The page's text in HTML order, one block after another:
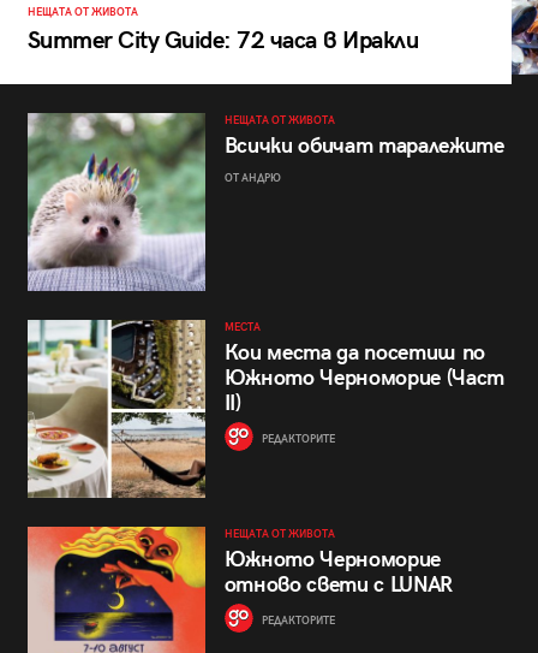
НЕЩАТА ОТ ЖИВОТА
Summer City Guide: 72 часа в Иракли
НЕЩАТА ОТ ЖИВОТА
Всички обичат таралежите
ОТ АНДРЮ
МЕСТА
Кои места да посетиш по
Южното Черноморие (Част
II)
РЕДАКТОРИТЕ
НЕЩАТА ОТ ЖИВОТА
Южното Черноморие
отново свети с LUNAR
РЕДАКТОРИТЕ